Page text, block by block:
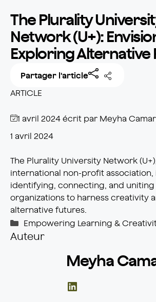
The Plurality
Network (U+):
Exploring Alternative
Partager l'article
ARTICLE
1 avril 2024 écrit par Meyha
1 avril 2024
The Plurality University Network
international non-profit
identifying, connecting, and uniting
organizations to harness creativity
alternative futures.
Catégories
Empowering Learning &
Auteur
Meyha
LinkedIn